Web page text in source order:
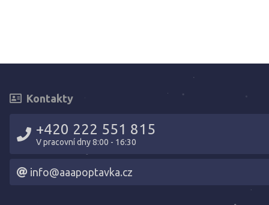
Kontakty
+420 222 551 815
V pracovní dny 8:00 - 16:30
info@aaapoptavka.cz